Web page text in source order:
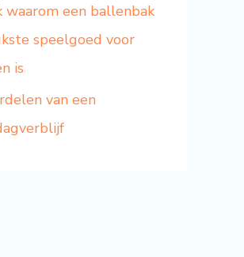
waarom een ballenbak
speelgoed voor
is
van een